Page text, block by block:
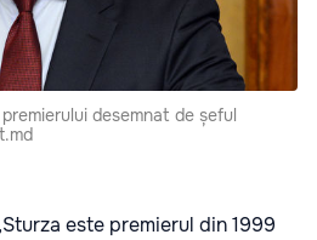
desemnat de șeful
este premierul din 1999